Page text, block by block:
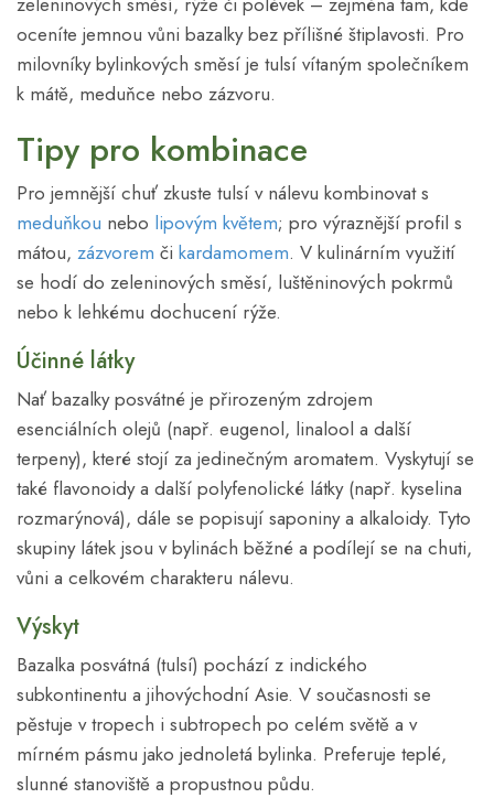
oceníte jemnou vůni bazalky bez přílišné štiplavosti. Pro
milovníky bylinkových směsí je tulsí vítaným společníkem
k mátě, meduňce nebo zázvoru.
Tipy pro kombinace
Pro jemnější chuť zkuste tulsí v nálevu kombinovat s
meduňkou nebo lipovým květem; pro výraznější profil s
mátou, zázvorem či kardamomem. V kulinárním využití
se hodí do zeleninových směsí, luštěninových pokrmů
nebo k lehkému dochucení rýže.
Účinné látky
Nať bazalky posvátné je přirozeným zdrojem
esenciálních olejů (např. eugenol, linalool a další
terpeny), které stojí za jedinečným aromatem. Vyskytují se
také flavonoidy a další polyfenolické látky (např. kyselina
rozmarýnová), dále se popisují saponiny a alkaloidy. Tyto
skupiny látek jsou v bylinách běžné a podílejí se na chuti,
vůni a celkovém charakteru nálevu.
Výskyt
Bazalka posvátná (tulsí) pochází z indického
subkontinentu a jihovýchodní Asie. V současnosti se
pěstuje v tropech i subtropech po celém světě a v
mírném pásmu jako jednoletá bylinka. Preferuje teplé,
slunné stanoviště a propustnou půdu.